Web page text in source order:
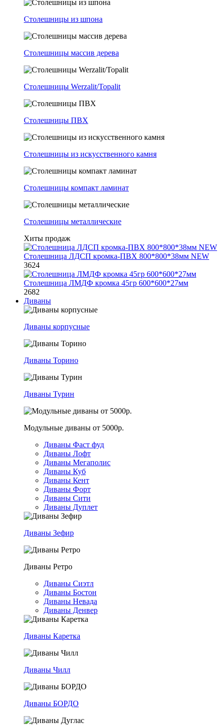
Столешницы из шпона
Столешницы массив дерева
Столешницы Werzalit/Topalit
Столешницы ПВХ
Столешницы из искусственного камня
Столешницы компакт ламинат
Столешницы металлические
Хиты продаж
Столешница ЛДСП кромка-ПВХ 800*800*38мм NEW
3624
Столешница ЛМДФ кромка 45гр 600*600*27мм
2682
Диваны
Диваны корпусные
Диваны Торино
Диваны Турин
Модульные диваны от 5000р.
Диваны Фаст фуд
Диваны Лофт
Диваны Мегаполис
Диваны Куб
Диваны Кент
Диваны Форт
Диваны Сити
Диваны Дуплет
Диваны Зефир
Диваны Ретро
Диваны Сиэтл
Диваны Бостон
Диваны Невада
Диваны Денвер
Диваны Каретка
Диваны Чилл
Диваны БОРДО